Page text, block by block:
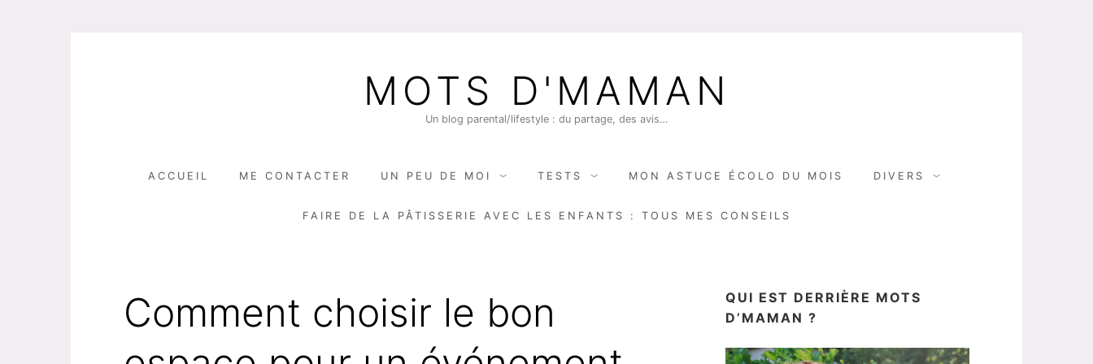
MOTS D'MAMAN
Un blog parental/lifestyle : du partage, des avis…
ACCUEIL ME CONTACTER UN PEU DE MOI TESTS MON ASTUCE ÉCOLO DU MOIS DIVERS
FAIRE DE LA PÂTISSERIE AVEC LES ENFANTS : TOUS MES CONSEILS
Comment choisir le bon
QUI EST DERRIÈRE MOTS
D’MAMAN ?